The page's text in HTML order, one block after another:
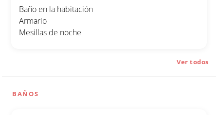
Baño en la habitación
Armario
Mesillas de noche
Ver todos
BAÑOS